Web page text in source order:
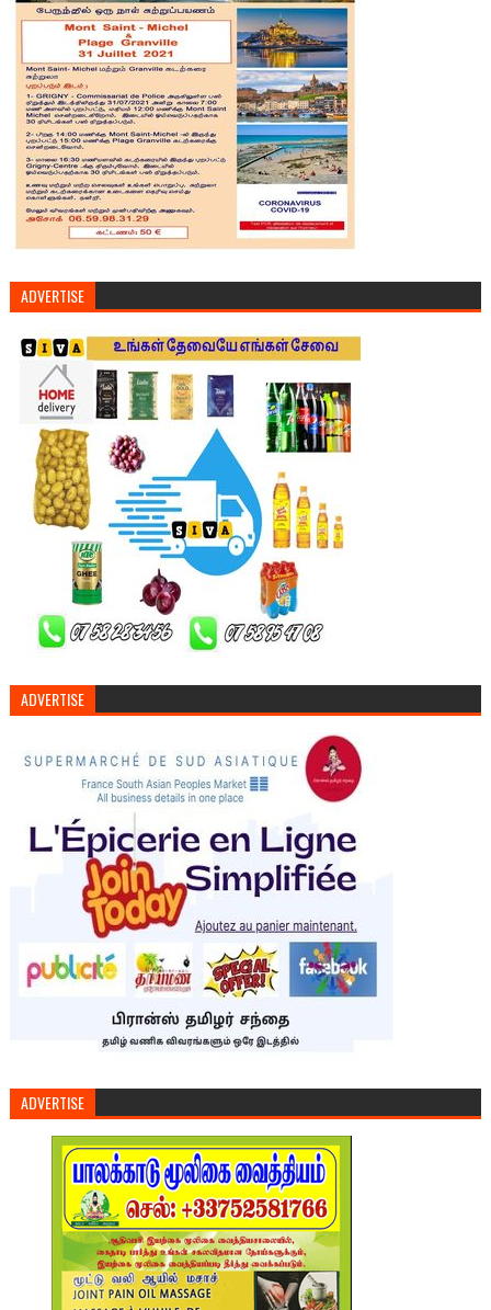
ADVERTISE
ADVERTISE
ADVERTISE